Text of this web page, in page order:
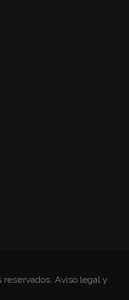
reservados. Aviso legal y